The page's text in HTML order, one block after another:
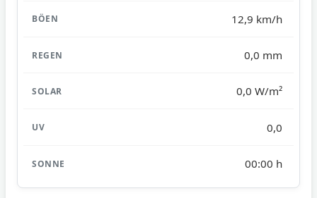
12,9 km/h
0,0 mm
0,0 W/m²
0,0
00:00 h